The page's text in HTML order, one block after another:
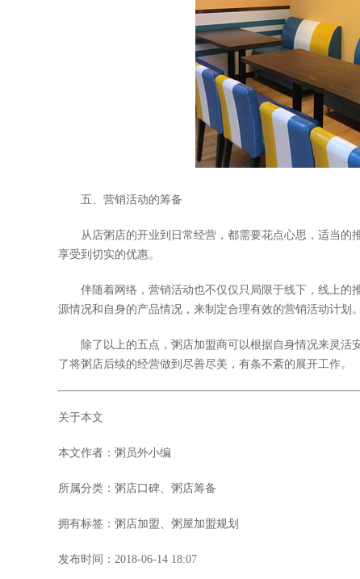
五、营销活动的筹备
从店粥店的开业到日常经营，都需要花点心思，适当的
享受到切实的优惠。
伴随着网络，营销活动也不仅仅只局限于线下，线上的
源情况和自身的产品情况，来制定合理有效的营销活动计划
除了以上的五点，粥店加盟商可以根据自身情况来灵活
了将粥店后续的经营做到尽善尽美，有条不紊的展开工作。
关于本文
本文作者：粥员外小编
所属分类：粥店口碑、粥店筹备
拥有标签： 粥店加盟、粥屋加盟规划
发布时间： 2018-06-14 18:07